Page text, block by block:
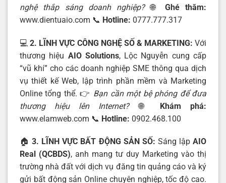
nghệ thắp sáng doanh nghiệp?🌐 Ghé thăm:
www.dientuaio.com 📞 Hotline: 0777.777.317
💻2. LĨNH VỰC CÔNG NGHỆ SỐ & MARKETING: Với
thương hiệu AIO Solutions, Lộc Nguyễn cung cấp
“vũ khí” cho các doanh nghiệp SME thông qua dịch
vụ thiết kế Web, lập trình phần mềm và Marketing
Online tổng thể. 👉 Bạn cần một bệ phóng để đưa
thương hiệu lên Internet?🌐 Khám phá:
www.elamweb.com 📞 Hotline: 0902.468.100
🏠3. LĨNH VỰC BẤT ĐỘNG SẢN SỐ: Sáng lậpAIO
Real (QCBDS), anh mang tư duy Marketing vào thị
trường nhà đất với dịch vụ đăng tin quảng cáo và ký
gửi bất động sản Online chuyên nghiệp, tốc độ cao.